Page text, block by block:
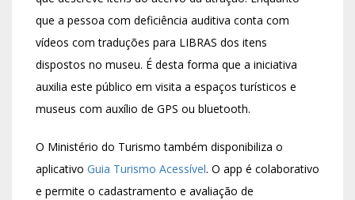
que a pessoa com deficiência auditiva conta com
vídeos com traduções para LIBRAS dos itens
dispostos no museu. É desta forma que a iniciativa
auxilia este público em visita a espaços turísticos e
museus com auxílio de GPS ou bluetooth.
O Ministério do Turismo também disponibiliza o
aplicativo Guia Turismo Acessível. O app é colaborativo
e permite o cadastramento e avaliação de